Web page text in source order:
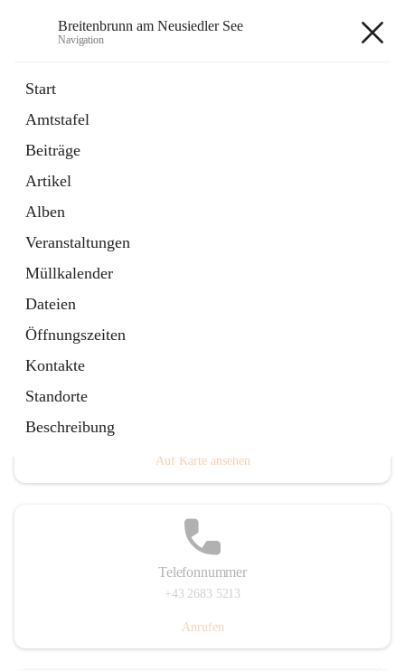
Breitenbrunn am Neusiedler See
Navigation
Start
Amtstafel
Beiträge
Artikel
Alben
Veranstaltungen
Müllkalender
Dateien
Öffnungszeiten
Kontakte
Standorte
Beschreibung
18 Schnellzugriffe
Gemeindeservice
Auf Karte ansehen
Telefonnummer
+43 2683 5213
Anrufen